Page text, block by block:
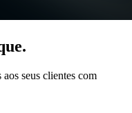
seus clientes com